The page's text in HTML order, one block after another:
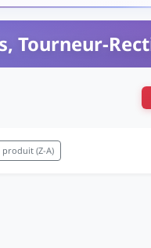
Tourneur-
produit (Z-A)